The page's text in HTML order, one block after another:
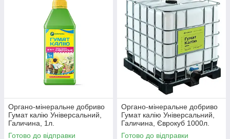
Органо-мінеральне добриво
Гумат калію Універсальний,
Галичина, 1л.
Готово до відправки
Органо-мінеральне добриво
Гумат калію Універсальний,
Галичина, Єврокуб 1000л.
Готово до відправки